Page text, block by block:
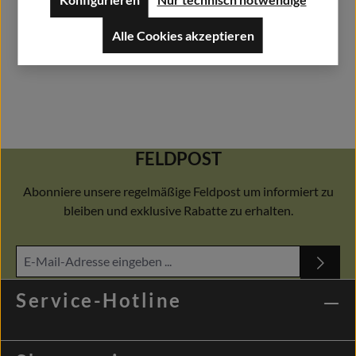
FELDPOST
Abonniere unsere regelmäßige Feldpost um informiert zu
bleiben und exklusive Rabatte zu erhalten.
Service-Hotline
Alle Cookies akzeptieren